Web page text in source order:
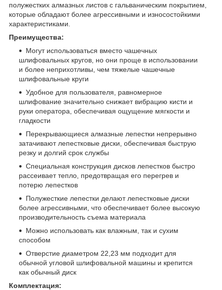
полужестких алмазных листов с гальваническим покрытием,
которые обладают более агрессивными и износостойкими
характеристиками.
Преимущества:
Могут использоваться вместо чашечных
шлифовальных кругов, но они проще в использовании
и более неприхотливы, чем тяжелые чашечные
шлифовальные круги
Удобное для пользователя, равномерное
шлифование значительно снижает вибрацию кисти и
руки оператора, обеспечивая ощущение мягкости и
гладкости
Перекрывающиеся алмазные лепестки непрерывно
затачивают лепестковые диски, обеспечивая быструю
резку и долгий срок службы
Специальная конструкция дисков лепестков быстро
рассеивает тепло, предотвращая его перегрев и
потерю лепестков
Полужесткие лепестки делают лепестковые диски
более агрессивными, что обеспечивает более высокую
производительность съема материала
Можно использовать как влажным, так и сухим
способом
Отверстие диаметром 22,23 мм подходит для
обычной угловой шлифовальной машины и крепится
как обычный диск
Комплектация: